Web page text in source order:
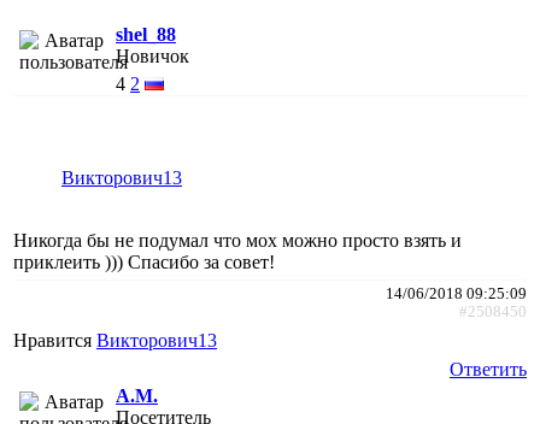
shel_88
Новичок
4 2
Викторович13
Никогда бы не подумал что мох можно просто взять и
приклеить ))) Спасибо за совет!
14/06/2018 09:25:09
#2508450
Нравится Викторович13
Ответить
A.M.
Посетитель